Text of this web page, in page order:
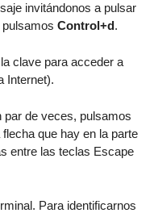
invitándonos a pulsar
Control+d.
clave para acceder a
Internet).
par de veces, pulsamos
que hay en la parte
entre las teclas Escape
Para identificarnos